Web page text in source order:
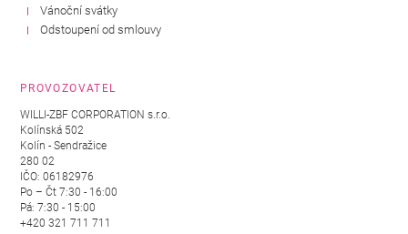
Vánoční svátky
Odstoupení od smlouvy
PROVOZOVATEL
WILLI-ZBF CORPORATION s.r.o.
Kolínská 502
Kolín - Sendražice
280 02
IČO: 06182976
Po – Čt 7:30 - 16:00
Pá: 7:30 - 15:00
+420 321 711 711